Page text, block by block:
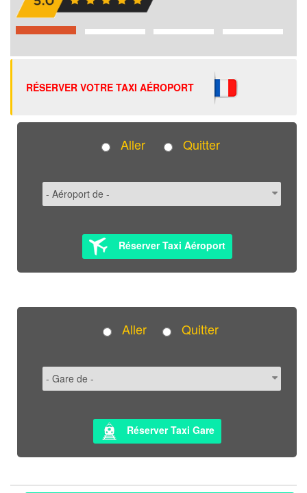
RÉSERVER VOTRE TAXI AÉROPORT
Aller Quitter
Réserver Taxi Aéroport
Aller Quitter
Réserver Taxi Gare